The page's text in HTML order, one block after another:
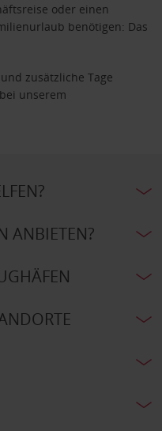
oder einen
benötigen: Das
zusätzliche Tage
unserem
ANBIETEN?